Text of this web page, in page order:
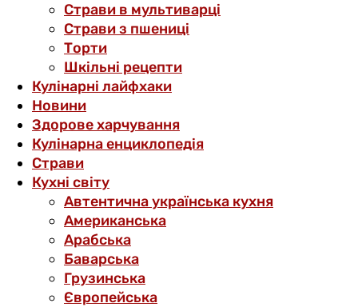
Страви в мультиварці
Страви з пшениці
Торти
Шкільні рецепти
Кулінарні лайфхаки
Новини
Здорове харчування
Кулінарна енциклопедія
Страви
Кухні світу
Автентична українська кухня
Американська
Арабська
Баварська
Грузинська
Європейська